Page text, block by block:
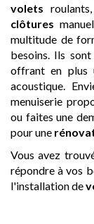
volets roulants,
clôtures
multitude de
besoins. Ils
offrant en plus
acoustique.
menuiserie
ou faites une
pour une
Vous avez
répondre à vos
l'installation de